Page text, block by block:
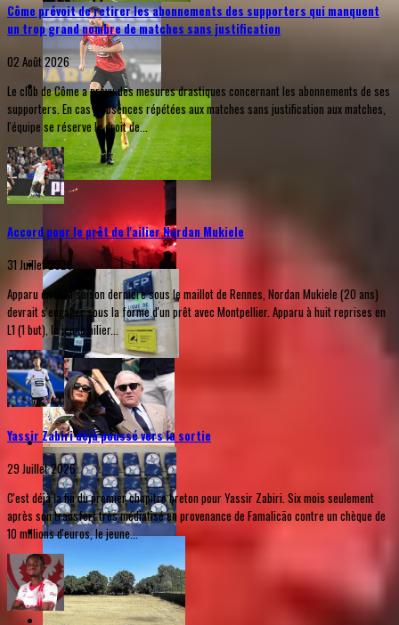
Côme prévoit de retirer les abonnements des supporters qui manquent
un trop grand nombre de matches sans justification
02 Août 2026
Le club de Côme a prévu des mesures drastiques concernant les abonnements de ses
supporters. En cas d'absences répétées aux matches sans justification aux matches,
l'équipe se réserve le droit de...
Accord pour le prêt de l'ailier Nordan Mukiele
31 Juillet 2026
Apparu en L1 la saison dernière sous le maillot de Rennes, Nordan Mukiele (20 ans)
devrait s'engager sous la forme d'un prêt avec Montpellier. Apparu à huit reprises en
L1 (1 but), le jeune ailier...
Yassir Zabiri déjà poussé vers la sortie
29 Juillet 2026
C'est déjà la fin du premier chapitre breton pour Yassir Zabiri. Six mois seulement
après son transfert très médiatisé en provenance de Famalicão contre un chèque de
10 millions d'euros, le jeune...